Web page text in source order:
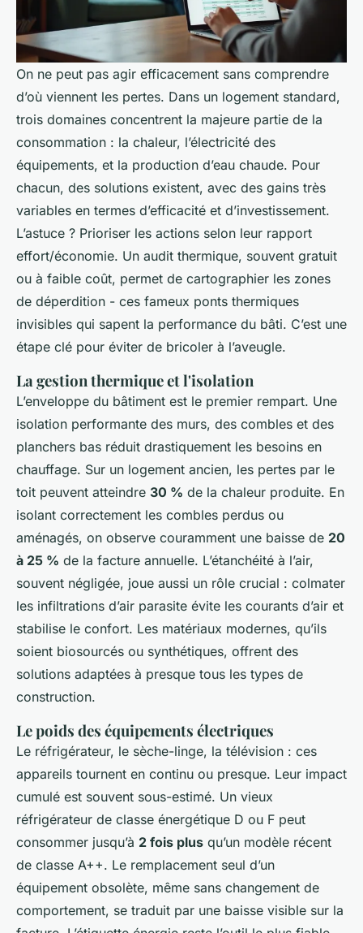
On ne peut pas agir efficacement sans comprendre
d’où viennent les pertes. Dans un logement standard,
trois domaines concentrent la majeure partie de la
consommation : la chaleur, l’électricité des
équipements, et la production d’eau chaude. Pour
chacun, des solutions existent, avec des gains très
variables en termes d’efficacité et d’investissement.
L’astuce ? Prioriser les actions selon leur rapport
effort/économie. Un audit thermique, souvent gratuit
ou à faible coût, permet de cartographier les zones
de déperdition - ces fameux ponts thermiques
invisibles qui sapent la performance du bâti. C’est une
étape clé pour éviter de bricoler à l’aveugle.
La gestion thermique et l'isolation
L’enveloppe du bâtiment est le premier rempart. Une
isolation performante des murs, des combles et des
planchers bas réduit drastiquement les besoins en
chauffage. Sur un logement ancien, les pertes par le
toit peuvent atteindre 30 % de la chaleur produite. En
isolant correctement les combles perdus ou
aménagés, on observe couramment une baisse de 20
à 25 % de la facture annuelle. L’étanchéité à l’air,
souvent négligée, joue aussi un rôle crucial : colmater
les infiltrations d’air parasite évite les courants d’air et
stabilise le confort. Les matériaux modernes, qu’ils
soient biosourcés ou synthétiques, offrent des
solutions adaptées à presque tous les types de
construction.
Le poids des équipements électriques
Le réfrigérateur, le sèche-linge, la télévision : ces
appareils tournent en continu ou presque. Leur impact
cumulé est souvent sous-estimé. Un vieux
réfrigérateur de classe énergétique D ou F peut
consommer jusqu’à 2 fois plus qu’un modèle récent
de classe A++. Le remplacement seul d’un
équipement obsolète, même sans changement de
comportement, se traduit par une baisse visible sur la